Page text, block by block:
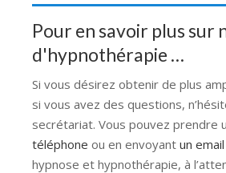
Pour en savoir plus sur
d'hypnothérapie …
Si vous désirez obtenir de plus
si vous avez des questions,
secrétariat. Vous pouvez prendre
téléphone ou en envoyant un email
hypnose et hypnothérapie, à